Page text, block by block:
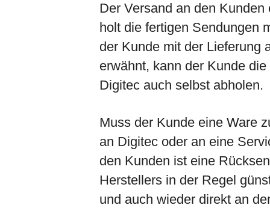
Der Versand an den
holt die fertigen Sendungen
der Kunde mit der Lieferung
erwähnt, kann der Kunde
Digitec auch selbst abholen.
Muss der Kunde eine Ware
an Digitec oder an eine
den Kunden ist eine
Herstellers in der Regel
und auch wieder direkt an